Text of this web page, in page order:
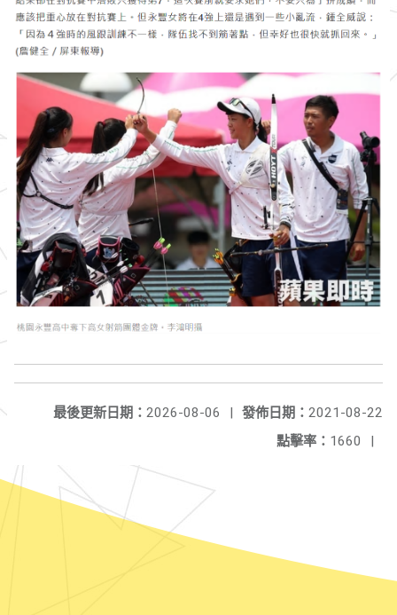
發佈日期： 2021-08-22
最後更新日期： 2026-08-06
|
點擊率： 1660 |